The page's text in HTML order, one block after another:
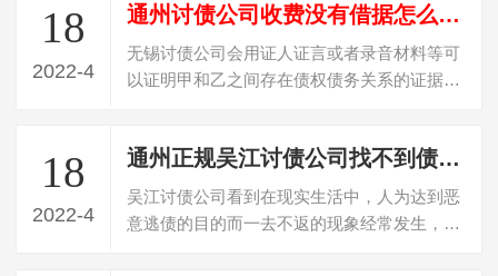
18
2022-4
通州讨债公司收费没有借据怎么才能要回欠款
无锡讨债公司会用证人证言或者录音材料等可
以证明甲和乙之间存在债权债务关系的证据，
18
2022-4
通州正规吴江讨债公司找不到债务人了怎么讨债
吴江讨债公司看到在现实生活中，人为达到恶
意逃债的目的而一去不返的现象经常发生，由